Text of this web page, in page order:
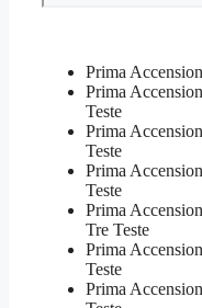
Prima
Prima
Teste
Prima
Teste
Prima
Teste
Prima
Tre Teste
Prima
Teste
Prima